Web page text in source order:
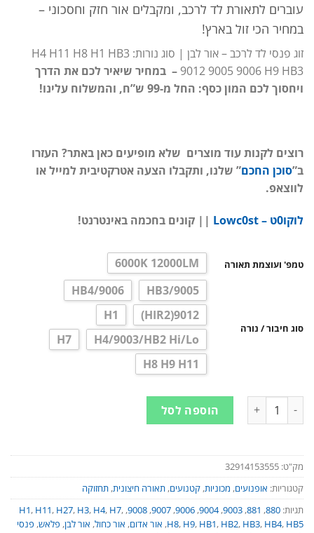
עד
עוברים לתאורת לד לרכב, ומקבלים אור חזק וחסכוני –
במחיר הכי זול בארץ!
זוג פנסי לד לרכב – אור לבן | סוג נורות: H4 H11 H8 H1 HB3
9012 9005 9006 H9 HB3 – במחיר שיאיר לכם את הדרך
ויחסוך לכם המון כסף: החל מ-99 ש”ח, והמשלוח עלינו!
רוצים לקנות עוד מוצרים שלא מופיעים כאן באתר? העזרו
ב”סוכן החכם” שלנו, ותקבלו הצעה אטרקטיבית למייל או
לווצאפ.
לוקו0ט – Lowc0st || קונים בחכמה באינטרנט!
טמפ' ועוצמת תאורה 6000K 12000LM
סוג חיבור / נורה
9005/HB3
9006/HB4
9012(HIR2)
H1
H4/9003/HB2 Hi/Lo
H7
H8 H9 H11
כמות של זוג פנסי לד לרכב - אור לבן | סוג נורות: H4 H11 H8 H1 HB3 9012 9005 9006 H9 HB3
הוספה לסל
מק"ט: 32914153555
קטגוריות: אופנועים, מכוניות, קטנועים, תאורה חיצונית, תחזוקה
תגיות: 880
,
881
,
9003
,
9004
,
9006
,
9007
,
9008
,
H1, H11, H27, H3, H4, H7,
H8, H9, HB1, HB2, HB3, HB4, HB5
, אור אדום, אור כחול, אור לבן, פלאש, פנסי